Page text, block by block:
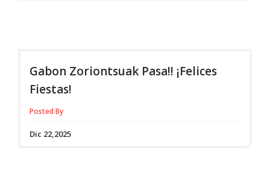
Gabon Zoriontsuak Pasa!! ¡Felices
Fiestas!
Posted By
Dic 22,2025